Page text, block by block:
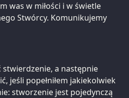
was w miłości i w świetle
Stwórcy. Komunikujemy
stwierdzenie, a następnie
jeśli popełniłem jakiekolwiek
stworzenie jest pojedynczą